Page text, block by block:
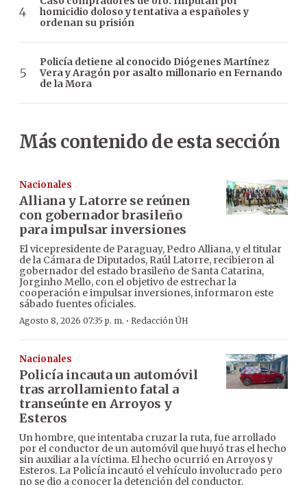
homicidio doloso y tentativa a españoles y
ordenan su prisión
Policía detiene al conocido Diógenes Martínez
Vera y Aragón por asalto millonario en Fernando
de la Mora
Más contenido de esta sección
Nacionales
Alliana y Latorre se reúnen
con gobernador brasileño
para impulsar inversiones
El vicepresidente de Paraguay, Pedro Alliana, y el titular
de la Cámara de Diputados, Raúl Latorre, recibieron al
gobernador del estado brasileño de Santa Catarina,
Jorginho Mello, con el objetivo de estrechar la
cooperación e impulsar inversiones, informaron este
sábado fuentes oficiales.
Agosto 8, 2026 07:35 p. m. · Redacción ÚH
Nacionales
Policía incauta un automóvil
tras arrollamiento fatal a
transeúnte en Arroyos y
Esteros
Un hombre, que intentaba cruzar la ruta, fue arrollado
por el conductor de un automóvil que huyó tras el hecho
sin auxiliar a la víctima. El hecho ocurrió en Arroyos y
Esteros. La Policía incautó el vehículo involucrado pero
no se dio a conocer la detención del conductor.